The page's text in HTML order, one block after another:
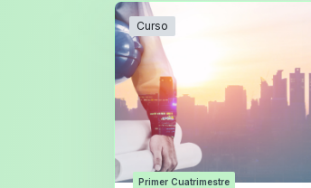
Curso
Primer Cuatrimestre